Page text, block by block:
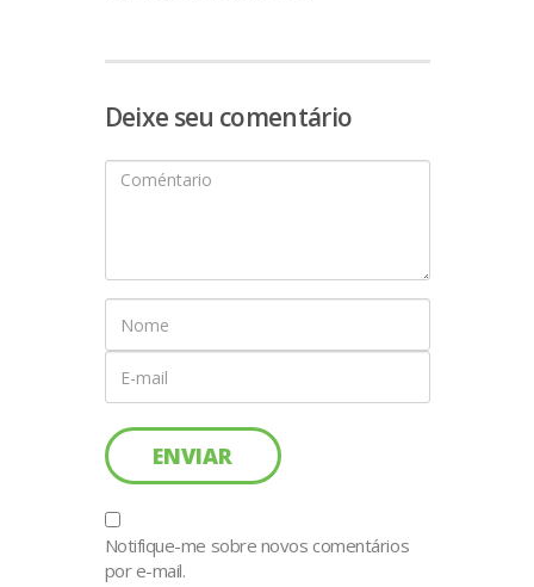
Deixe seu comentário
Notifique-me sobre novos comentários
por e-mail.